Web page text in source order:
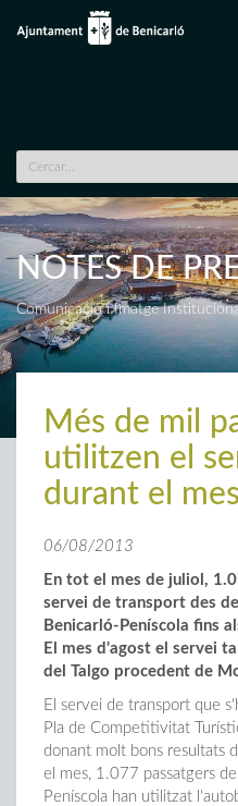
NOTES DE
Comunicació i Imatge
Més de mil
utilitzen el
durant el
06/08/2013
En tot el mes de juliol,
servei de transport des
Benicarló-Peníscola fins
El mes d'agost el servei
del Talgo procedent de
El servei de transport que
Pla de Competitivitat
donant molt bons resultats
el mes, 1.077 passatgers
Peníscola han utilitzat